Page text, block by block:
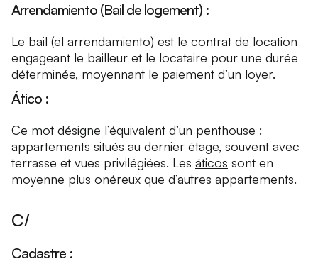
Arrendamiento (Bail de logement) :
Le bail (el arrendamiento) est le contrat de location
engageant le bailleur et le locataire pour une durée
déterminée, moyennant le paiement d’un loyer.
Ático :
Ce mot désigne l’équivalent d’un penthouse :
appartements situés au dernier étage, souvent avec
terrasse et vues privilégiées. Les áticos sont en
moyenne plus onéreux que d’autres appartements.
C/
Cadastre :